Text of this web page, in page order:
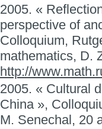
2005. «
perspective of
Colloquium,
mathematics, D.
http://
2005. « Cultural
China »,
M. Senechal, 20